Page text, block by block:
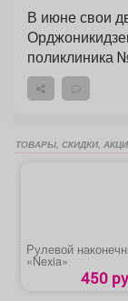
В июне свои
поликлиника
ТОВАРЫ, СКИДКИ,
Рулевой
«Nexia»
450